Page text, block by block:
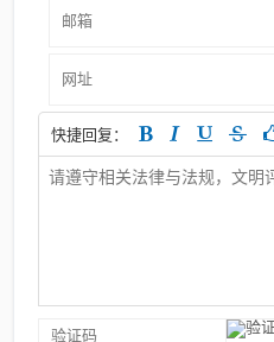
快捷回复：